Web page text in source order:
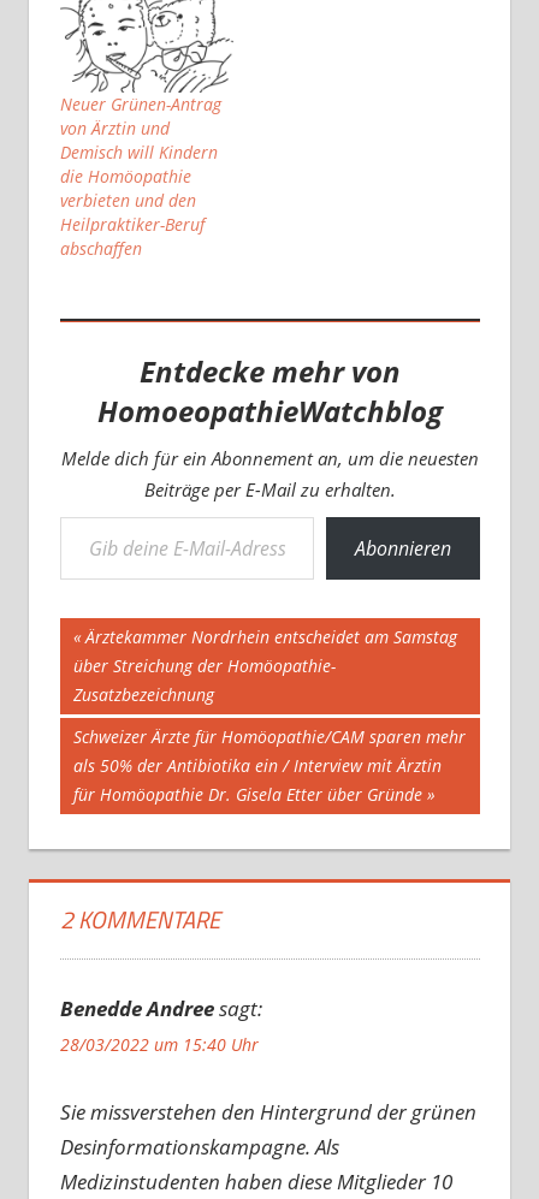
Neuer Grünen-Antrag
von Ärztin und
Demisch will Kindern
die Homöopathie
verbieten und den
Heilpraktiker-Beruf
abschaffen
Entdecke mehr von
HomoeopathieWatchblog
Melde dich für ein Abonnement an, um die neuesten
Beiträge per E-Mail zu erhalten.
Gib deine E-Mail-Adresse ein ...
Abonnieren
Beitragsnavigation
Vorheriger
Beitrag:
Ärztekammer Nordrhein entscheidet am Samstag
über Streichung der Homöopathie-
Zusatzbezeichnung
Nächster
Beitrag:
Schweizer Ärzte für Homöopathie/CAM sparen mehr
als 50% der Antibiotika ein / Interview mit Ärztin
für Homöopathie Dr. Gisela Etter über Gründe
2 KOMMENTARE
Benedde Andreesagt:
28/03/2022 um 15:40 Uhr
Sie missverstehen den Hintergrund der grünen
Desinformationskampagne. Als
Medizinstudenten haben diese Mitglieder 10